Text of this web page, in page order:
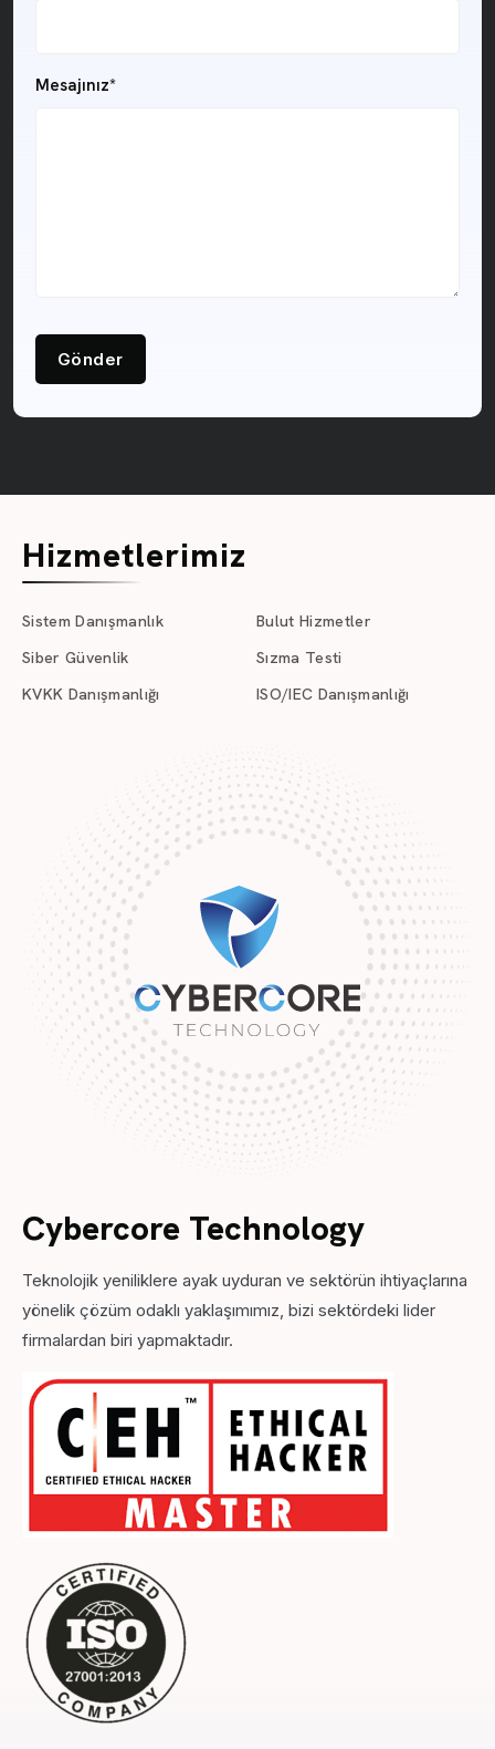
Mesajınız*
Gönder
Hizmetlerimiz
Sistem Danışmanlık
Siber Güvenlik
KVKK Danışmanlığı
Bulut Hizmetler
Sızma Testi
ISO/IEC Danışmanlığı
Cybercore Technology
Teknolojik yeniliklere ayak uyduran ve sektörün ihtiyaçlarına
yönelik çözüm odaklı yaklaşımımız, bizi sektördeki lider
firmalardan biri yapmaktadır.